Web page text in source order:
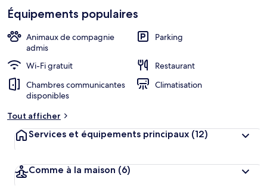
Équipements populaires
Animaux de compagnie
admis
Parking
Wi-Fi gratuit
Restaurant
Chambres communicantes
disponibles
Climatisation
Tout afficher
Services et équipements principaux (12)
Comme à la maison (6)